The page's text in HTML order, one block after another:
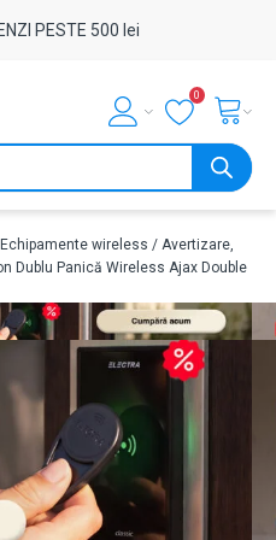
PESTE 500 lei
0
Echipamente wireless / Avertizare,
Dublu Panică Wireless Ajax Double